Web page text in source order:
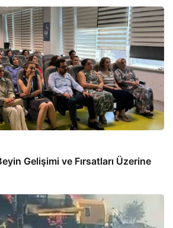
Gelişimi ve Fırsatları Üzerine